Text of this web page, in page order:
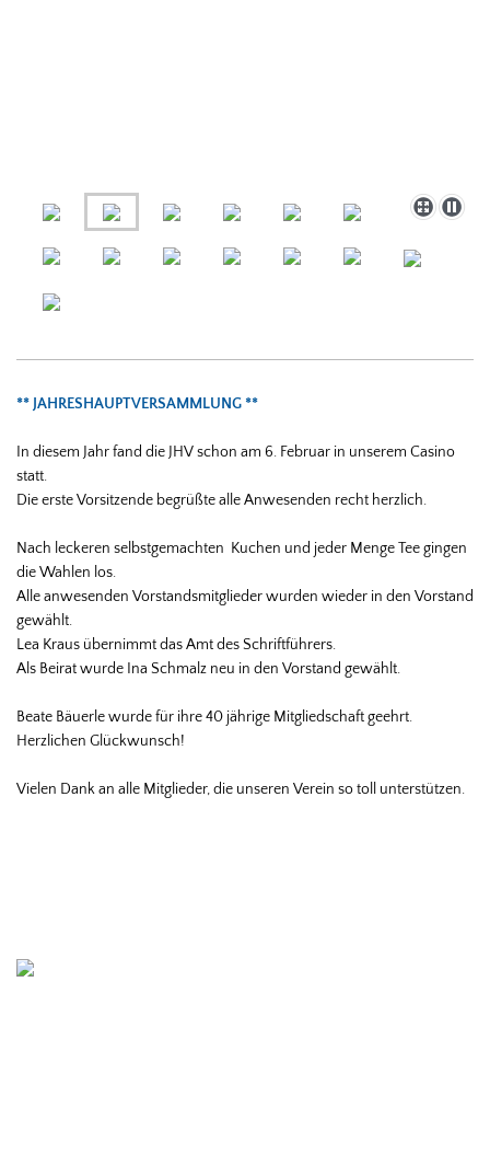
** JAHRESHAUPTVERSAMMLUNG **
In diesem Jahr fand die JHV schon am 6. Februar in unserem Casino
statt.
Die erste Vorsitzende begrüßte alle Anwesenden recht herzlich.
Nach leckeren selbstgemachten Kuchen und jeder Menge Tee gingen
die Wahlen los.
Alle anwesenden Vorstandsmitglieder wurden wieder in den Vorstand
gewählt.
Lea Kraus übernimmt das Amt des Schriftführers.
Als Beirat wurde Ina Schmalz neu in den Vorstand gewählt.
Beate Bäuerle wurde für ihre 40 jährige Mitgliedschaft geehrt.
Herzlichen Glückwunsch!
Vielen Dank an alle Mitglieder, die unseren Verein so toll unterstützen.